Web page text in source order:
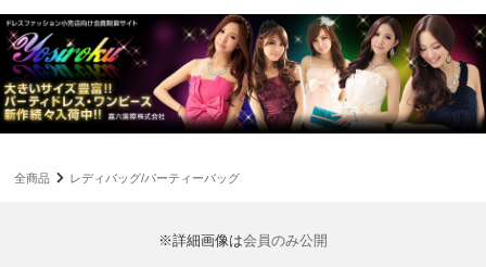
全商品 レディバッグ/パーティーバッグ
※詳細画像は会員のみ公開